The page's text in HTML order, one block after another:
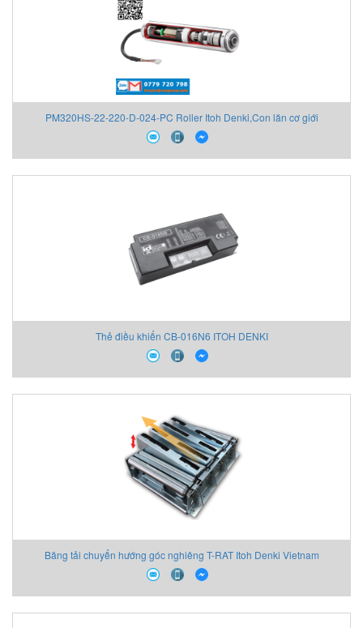
PM320HS-22-220-D-024-PC Roller Itoh Denki,Con lăn cơ giới
Thẻ điều khiển CB-016N6 ITOH DENKI
Băng tải chuyển hướng góc nghiêng T-RAT Itoh Denki Vietnam